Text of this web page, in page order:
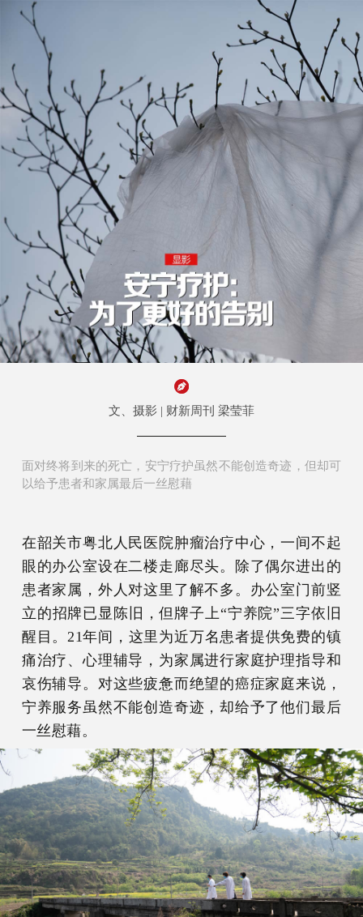
文、摄影 | 财新周刊 梁莹菲
面对终将到来的死亡，安宁疗护虽然不能创造奇迹，但却可
以给予患者和家属最后一丝慰藉
在韶关市粤北人民医院肿瘤治疗中心，一间不起
眼的办公室设在二楼走廊尽头。除了偶尔进出的
患者家属，外人对这里了解不多。办公室门前竖
立的招牌已显陈旧，但牌子上“宁养院”三字依旧
醒目。21年间，这里为近万名患者提供免费的镇
痛治疗、心理辅导，为家属进行家庭护理指导和
哀伤辅导。对这些疲惫而绝望的癌症家庭来说，
宁养服务虽然不能创造奇迹，却给予了他们最后
一丝慰藉。